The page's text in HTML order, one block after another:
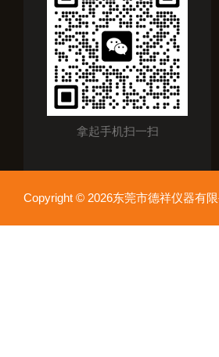
拿起手机扫一扫
Copyright © 2026东莞市德祥仪器有